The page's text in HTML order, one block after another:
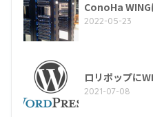
ConoHa
2022-05-23
ロリポップに
2021-07-08